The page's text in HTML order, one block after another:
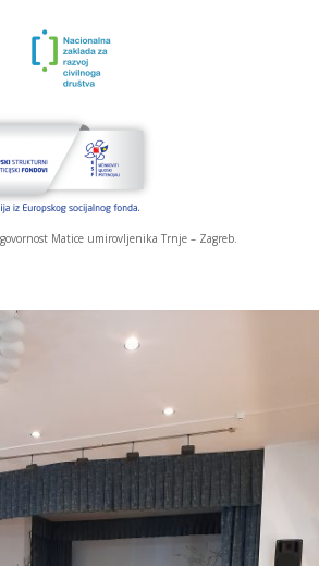
Matice umirovljenika Trnje – Zagreb.